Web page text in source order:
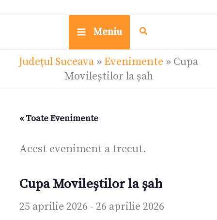
Meniu
Județul Suceava » Evenimente » Cupa
Movileștilor la șah
« Toate Evenimente
Acest eveniment a trecut.
Cupa Movileștilor la șah
25 aprilie 2026 - 26 aprilie 2026